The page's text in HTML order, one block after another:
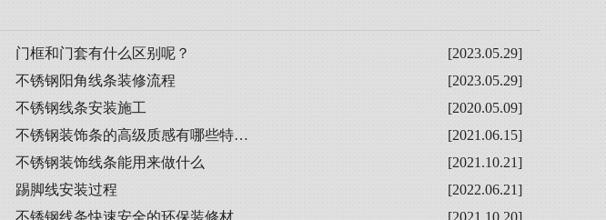
[2023.05.29]
门框和门套有什么区别呢？
[2023.05.29]
不锈钢阳角线条装修流程
[2020.05.09]
不锈钢线条安装施工
[2021.06.15]
不锈钢装饰条的高级质感有哪些特…
[2021.10.21]
不锈钢装饰线条能用来做什么
[2022.06.21]
踢脚线安装过程
[2021.10.20]
不锈钢线条快速安全的环保装修材…